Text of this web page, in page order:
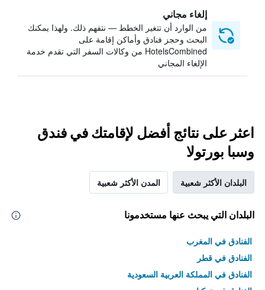
إلغاء مجاني
من الوارد أن تتغير الخطط — نتفهم ذلك. ولهذا يمكنك
البحث وحجز فنادق وأماكن إقامة على
HotelsCombined من وكالات السفر التي تقدم خدمة
الإلغاء المجاني
اعثر على نتائج أفضل لإقامتك في فندق
وسبا بورتولا
البلدان الأكثر شعبية المدن الأكثر شعبية
البلدان التي يبحث عنها مستخدمونا
الفنادق في المغرب
الفنادق في قطر
الفنادق في المملكة العربية السعودية